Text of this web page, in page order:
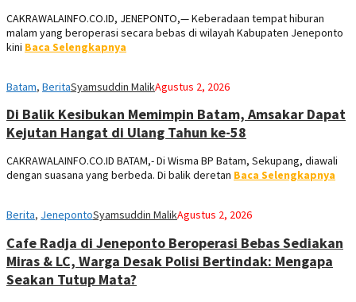
CAKRAWALAINFO.CO.ID, JENEPONTO,— Keberadaan tempat hiburan
malam yang beroperasi secara bebas di wilayah Kabupaten Jeneponto
kini Baca Selengkapnya
Batam, BeritaSyamsuddin MalikAgustus 2, 2026
Di Balik Kesibukan Memimpin Batam, Amsakar Dapat
Kejutan Hangat di Ulang Tahun ke-58
CAKRAWALAINFO.CO.ID BATAM,- Di Wisma BP Batam, Sekupang, diawali
dengan suasana yang berbeda. Di balik deretan Baca Selengkapnya
Berita, JenepontoSyamsuddin MalikAgustus 2, 2026
Cafe Radja di Jeneponto Beroperasi Bebas Sediakan
Miras & LC, Warga Desak Polisi Bertindak: Mengapa
Seakan Tutup Mata?